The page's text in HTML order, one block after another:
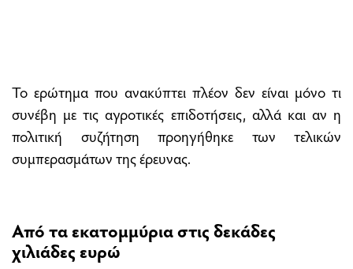
Το ερώτημα που ανακύπτει πλέον δεν είναι μόνο τι
συνέβη με τις αγροτικές επιδοτήσεις, αλλά και αν η
πολιτική συζήτηση προηγήθηκε των τελικών
συμπερασμάτων της έρευνας.
Από τα εκατομμύρια στις δεκάδες
χιλιάδες ευρώ